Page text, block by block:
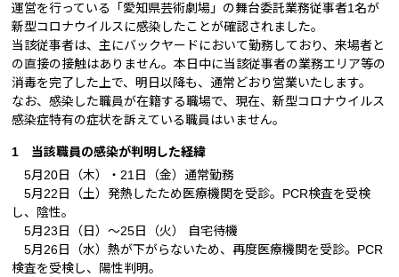
運営を行っている「愛知県芸術劇場」の舞台委託業務従事者1名が
新型コロナウイルスに感染したことが確認されました。
当該従事者は、主にバックヤードにおいて勤務しており、来場者と
の直接の接触はありません。本日中に当該従事者の業務エリア等の
消毒を完了した上で、明日以降も、通常どおり営業いたします。
なお、感染した職員が在籍する職場で、現在、新型コロナウイルス
感染症特有の症状を訴えている職員はいません。
1 当該職員の感染が判明した経緯
5月20日（木）・21日（金）通常勤務
5月22日（土）発熱したため医療機関を受診。PCR検査を受検
し、陰性。
5月23日（日）～25日（火） 自宅待機
5月26日（水）熱が下がらないため、再度医療機関を受診。PCR
検査を受検し、陽性判明。